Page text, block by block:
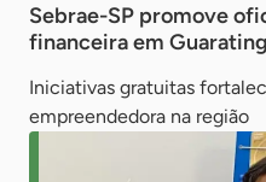
Sebrae-SP promove
financeira em
Iniciativas gratuitas
empreendedora na região